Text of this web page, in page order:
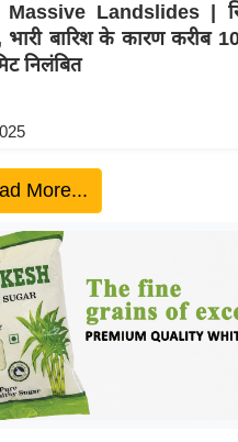
Landslides |
बारिश के कारण करीब
निलंबित
More...